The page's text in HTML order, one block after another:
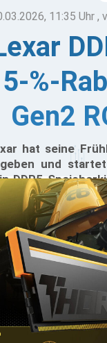
11:35 Uhr ,
%-
Gen2
hat seine
und
DDR5-
16. März 2026
RGB DDR5 32
weit von
Marktvergleich